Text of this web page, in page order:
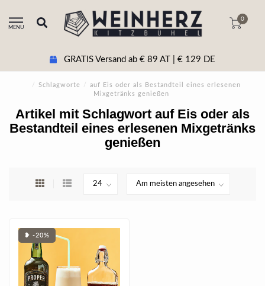
MENU
0
GRATIS Versand ab € 89 AT | € 129 DE
/ Schlagworte /
auf Eis oder als Bestandteil eines erlesenen
Mixgetränks genießen
Artikel mit Schlagwort auf Eis oder als
Bestandteil eines erlesenen Mixgetränks
genießen
❥ -20%